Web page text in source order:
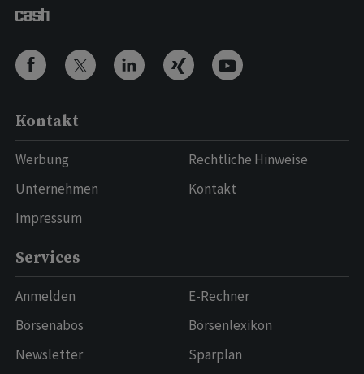
Kontakt
Werbung
Unternehmen
Impressum
Rechtliche Hinweise
Kontakt
Services
Anmelden
Börsenabos
Newsletter
E-Rechner
Börsenlexikon
Sparplan